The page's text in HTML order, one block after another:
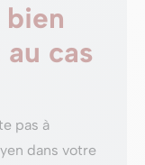
bien
cas
pas à
dans votre